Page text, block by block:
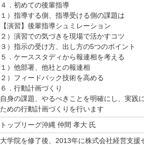
４．初めての後輩指導
１）指導する側、指導受ける側の課題は
【演習】後輩指導シュミレーション
２）演習での気づきを現場で活かすコツ
３）指示の受け方、出し方の5つのポイント
５．ケーススタディから報連相を考える
１）他部署、他社との報連相
２）フィードバック技術を高める
６．行動計画づくり
自身の課題、やるべきことを明確にし、実践
ための行動計画づくりを行います
トップリーグ沖縄 仲間 孝大 氏
大学院を修了後、2013年に株式会社経営支援